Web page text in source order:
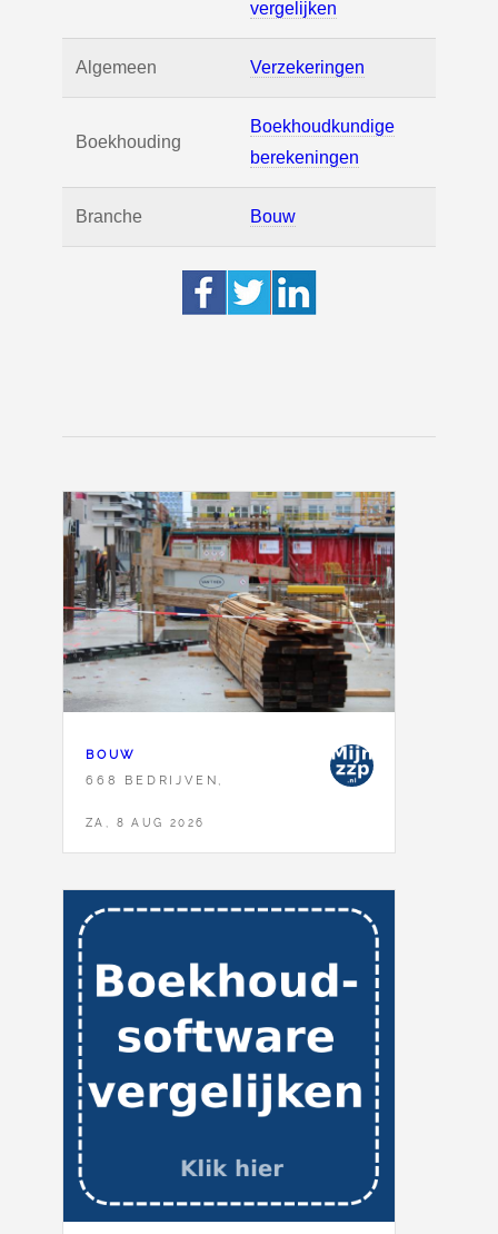
vergelijken
Algemeen Verzekeringen
Boekhouding
Boekhoudkundige
berekeningen
Branche Bouw
BOUW
668 BEDRIJVEN,
ZA, 8 AUG 2026